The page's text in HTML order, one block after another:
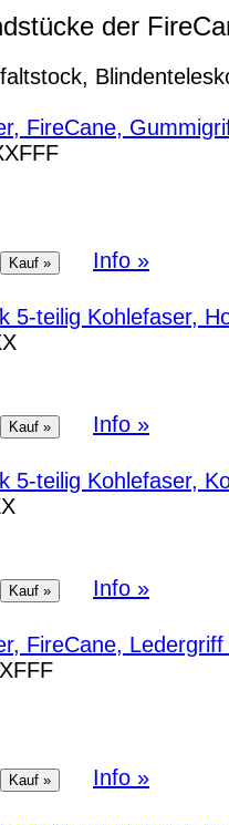
der
FireCane,
Info »
5-teilig Kohlefaser,
Info »
5-teilig Kohlefaser,
Info »
FireCane,
Info »